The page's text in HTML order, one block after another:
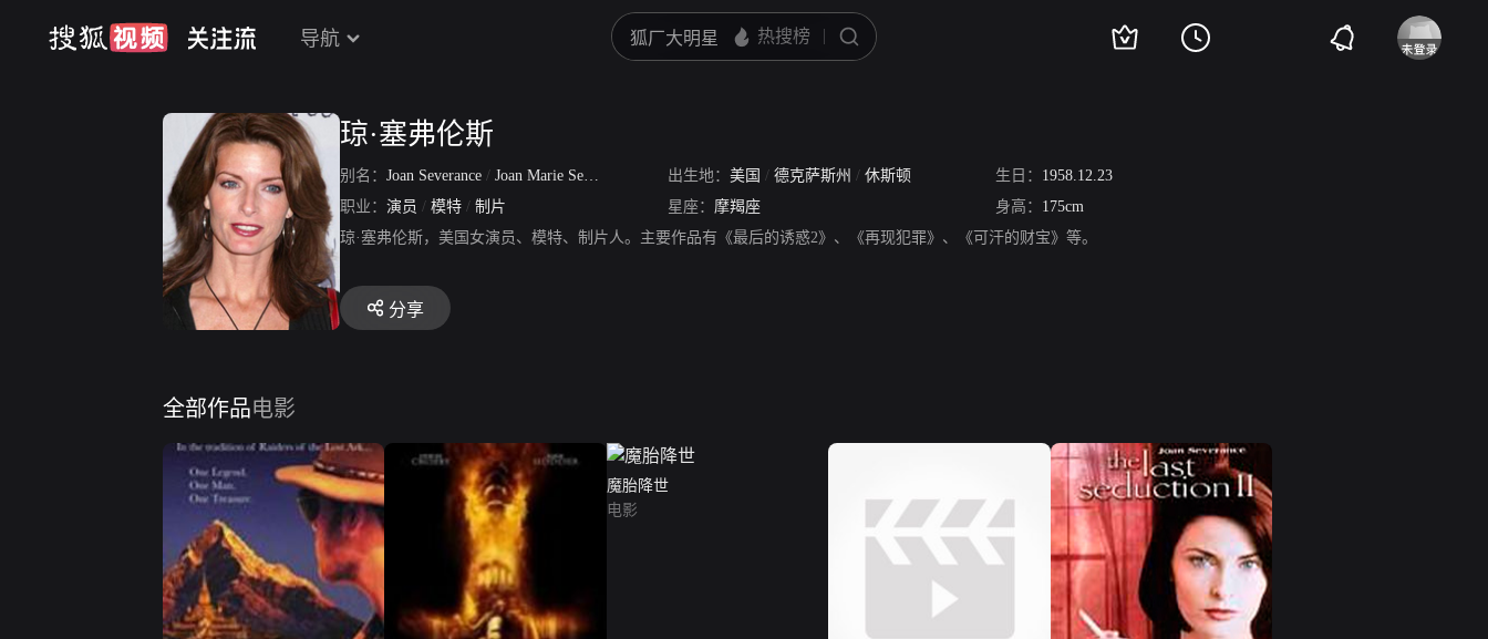
导航
琼·塞弗伦斯
别名： Joan Severance / Joan Marie Severance 出生地： 美国 / 德克萨斯州 / 休斯顿 生日： 1958.12.23
职业： 演员 / 模特 / 制片 星座： 摩羯座 身高： 175cm
琼·塞弗伦斯，美国女演员、模特、制片人。主要作品有《最后的诱惑2》、《再现犯罪》、《可汗的财宝》等。
分享
全部作品电影
魔胎降世
电影